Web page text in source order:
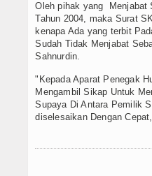
Oleh pihak yang Menjabat
Tahun 2004, maka Surat
kenapa Ada yang terbit
Sudah Tidak Menjabat
Sahnurdin.
"Kepada Aparat Penegak
Mengambil Sikap Untuk
Supaya Di Antara Pemilik
diselesaikan Dengan